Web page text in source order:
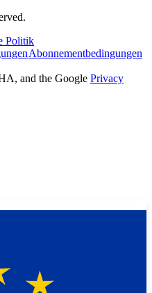
Politik
Abonnementbedingungen
and the Google Privacy